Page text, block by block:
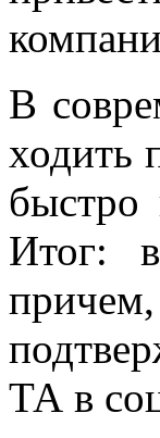
В
ходить
быстро
Итог:
ТА в